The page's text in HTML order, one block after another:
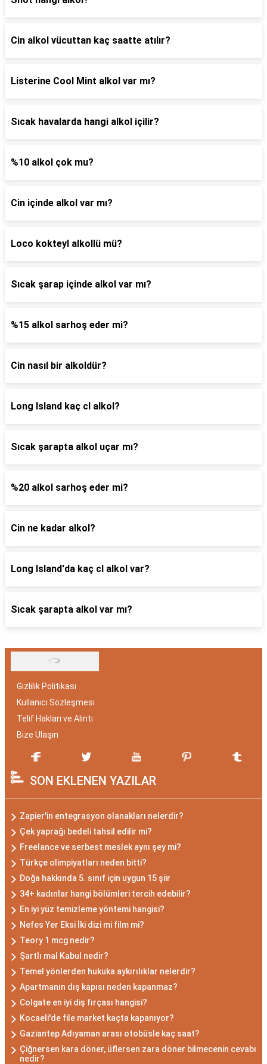
Cin alkol vücuttan kaç saatte atılır?
Listerine Cool Mint alkol var mı?
Sıcak havalarda hangi alkol içilir?
%10 alkol çok mu?
Cin içinde alkol var mı?
Loco kokteyl alkollü mü?
Sıcak şarap içinde alkol var mı?
%15 alkol sarhoş eder mi?
Cin nasıl bir alkoldür?
Long Island kaç cl alkol?
Sıcak şarapta alkol uçar mı?
%20 alkol sarhoş eder mi?
Cin ne kadar alkol?
Long Island'da kaç cl alkol var?
Sıcak şarapta alkol var mı?
Gizlilik Politikası
Kullanıcı Sözleşmesi
Telif Hakları ve Alıntı
Bize Ulaşın
SON EKLENEN YAZILAR
Zapier'in entegrasyon olanakları nelerdir?
Çek yaprağı bedeli tahsil edilir mi?
Freelance ve serbest meslek aynı şey mi?
Türkçe olimpiyatları neden bitti?
Doğa hakkında 5. sınıf için uygun 15 şiir
34+ kadınlar hangi bölümleri tercih edebilir?
En iyi yüz temizleme yöntemi hangisi?
Nefes Yer Eksi İki dizi mi film mi?
Teory 1 mcg nedir?
Şartlı mal Kabul nedir?
Temel yönlerden hukuka aykırılıklar nelerdir?
Apartmanın dış kapısı neden kapanmaz?
Colgate en iyi diş fırçası hangisi?
Kocaeli'de file market kaçta kapanıyor?
Gaziantep Adıyaman arası otobüsle kaç saat?
Çiğnersen kara döner, üflersen zara döner bilmecenin cevabı
nedir?